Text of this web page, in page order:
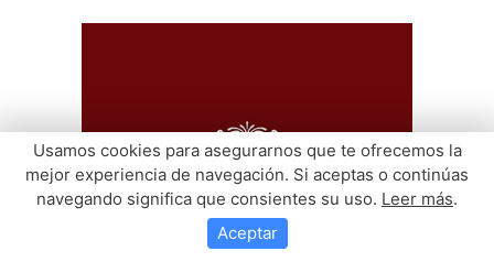
Usamos cookies para asegurarnos que te ofrecemos la
mejor experiencia de navegación. Si aceptas o continúas
navegando significa que consientes su uso. Leer más.
Aceptar